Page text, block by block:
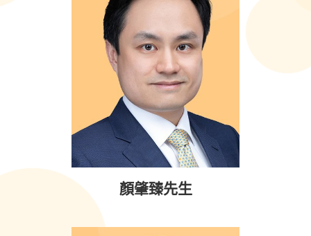
顏肇臻先生